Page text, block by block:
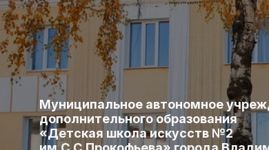
Муниципальное автономное
дополнительного образования
«Детская школа искусств №2